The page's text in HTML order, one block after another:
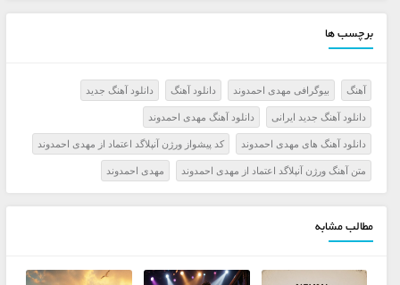
برچسب ها
آهنگ بیوگرافی مهدی احمدوند دانلود آهنگ دانلود آهنگ جدید
دانلود آهنگ جدید ایرانی دانلود آهنگ مهدی احمدوند
دانلود آهنگ های مهدی احمدوند کد پیشواز ورژن آنپلاگد اعتماد از مهدی احمدوند
متن آهنگ ورژن آنپلاگد اعتماد از مهدی احمدوند مهدی احمدوند
مطالب مشابه